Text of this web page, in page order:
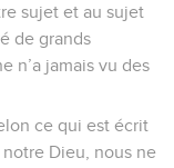
sujet et au sujet
de grands
n’a jamais vu des
ce qui est écrit
notre Dieu, nous ne